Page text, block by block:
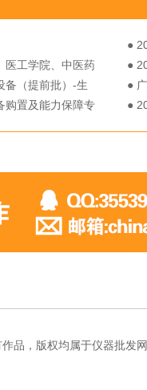
●
医工学院、中医药
●
备（提前批）-生
●
购置及能力保障专
●
作品，版权均属于仪器批